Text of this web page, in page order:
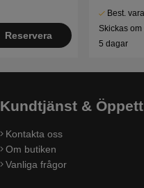
Reservera
Best. vara.
Skickas om
5 dagar
Kundtjänst &
Kontakta oss
Om butiken
Vanliga frågor